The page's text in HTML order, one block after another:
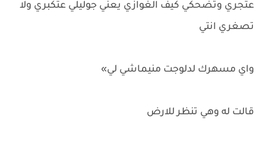
عتجري وتضحكي كيف الغوازي يعني جوليلي عتكبري ولا
تصغري انتي
واي مسهرك لدلوجت منيماشي لي»
قالت له وهي تنظر للارض